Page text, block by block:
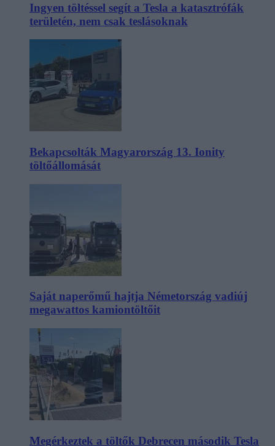
Ingyen töltéssel segít a Tesla a katasztrófák
területén, nem csak teslásoknak
Bekapcsolták Magyarország 13. Ionity
töltőállomását
Saját naperőmű hajtja Németország vadiúj
megawattos kamiontöltőit
Megérkeztek a töltők Debrecen második Tesla